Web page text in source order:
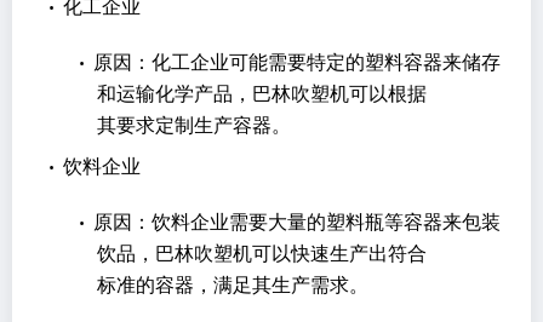
• 化工企业
• 原因：化工企业可能需要特定的塑料容器来储存
和运输化学产品，巴林吹塑机可以根据
其要求定制生产容器。
• 饮料企业
• 原因：饮料企业需要大量的塑料瓶等容器来包装
饮品，巴林吹塑机可以快速生产出符合
标准的容器，满足其生产需求。